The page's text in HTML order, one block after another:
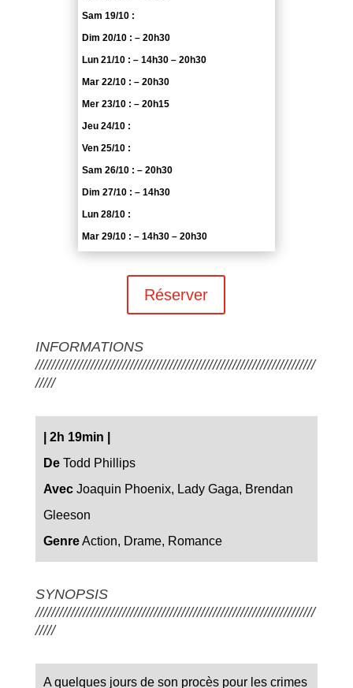
Sam 19/10 :
Dim 20/10 : – 20h30
Lun 21/10 : – 14h30 – 20h30
Mar 22/10 : – 20h30
Mer 23/10 : – 20h15
Jeu 24/10 :
Ven 25/10 :
Sam 26/10 : – 20h30
Dim 27/10 : – 14h30
Lun 28/10 :
Mar 29/10 : – 14h30 – 20h30
Réserver
INFORMATIONS
///////////////////////////////////////////////////////////////////////
/////
2h 19min
DeTodd Phillips
AvecJoaquin Phoenix, Lady Gaga, Brendan
Gleeson
GenreAction, Drame, Romance
SYNOPSIS
///////////////////////////////////////////////////////////////////////
/////
A quelques jours de son procès pour les crimes